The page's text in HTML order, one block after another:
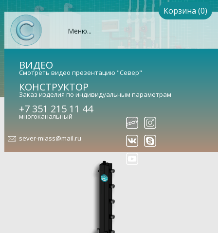
Меню...
Корзина (0)
ВИДЕО
Смотреть видео презентацию "Север"
КОНСТРУКТОР
Заказ изделия по индивидуальным параметрам
+7 351 215 11 44
многоканальный
sever-miass@mail.ru
Коллектор Север-KV5 (сталь
09Г2С)
Гидравлический коллектор универсальный (арт.